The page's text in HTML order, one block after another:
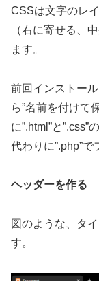
CSSは文字のレ
（右に寄せる、
ます。
前回インストー
ら”名前を付けて
に”.html”と
代わりに”.php”で
ヘッダーを作る
図のような、タ
す。